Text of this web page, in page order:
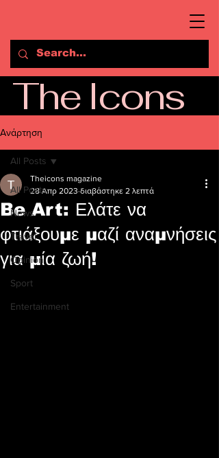
The Icons
Ανάρτηση
All Posts
News
Travel
Opinion
Sport
Entertainment
All Posts
Be Art: Ελάτε να
φτιάξουμε μαζί αναμνήσεις
για μία ζωή!
Theicons magazine
28 Απρ 2023 διαβάστηκε 2 λεπτά